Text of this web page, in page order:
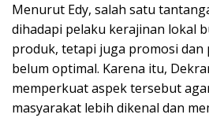
Menurut Edy, salah satu
dihadapi pelaku kerajinan lokal
produk, tetapi juga promosi dan
belum optimal. Karena itu,
memperkuat aspek tersebut
masyarakat lebih dikenal dan